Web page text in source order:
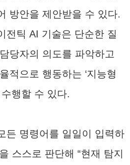
방안을 제안받을 수 있다.
전틱 AI 기술은 단순한 질
당자의 의도를 파악하고
적으로 행동하는 ‘지능형
행할 수 있다.
든 명령어를 일일이 입력하
스스로 판단해 “현재 탐지